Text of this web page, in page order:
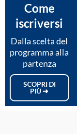
Come
iscriversi
Dalla scelta del
programma alla
partenza
SCOPRI DI
PIÙ ➜